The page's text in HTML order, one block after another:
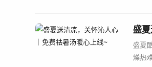
盛
盛夏
燥热